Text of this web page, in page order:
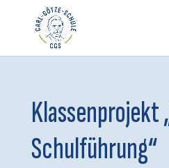
Klassenprojekt
Schulführung“